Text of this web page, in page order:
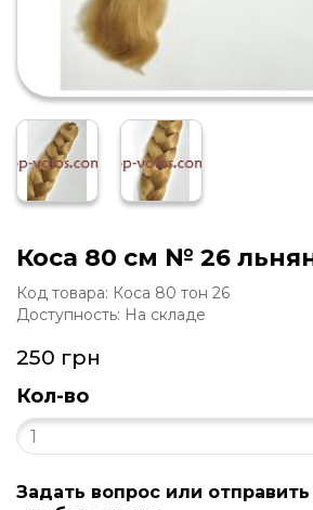
Коса 80 см № 26
Код товара: Коса 80 тон 26
Доступность: На складе
250 грн
Кол-во
Задать вопрос или